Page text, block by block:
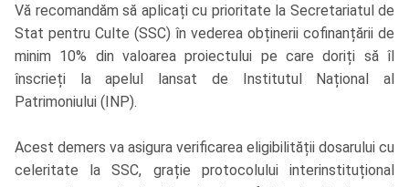
Vă recomandăm să aplicați cu prioritate la Secretariatul de
Stat pentru Culte (SSC) în vederea obținerii cofinanțării de
minim 10% din valoarea proiectului pe care doriți să îl
înscrieți la apelul lansat de Institutul Național al
Patrimoniului (INP).
Acest demers va asigura verificarea eligibilității dosarului cu
celeritate la SSC, grație protocolului interinstituțional